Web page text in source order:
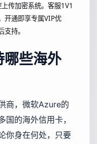
传加密系统。客服1V1
开通即享专属VIP优
持。
些海外
商，微软Azure的
的海外信用卡，
你身在何处，只要